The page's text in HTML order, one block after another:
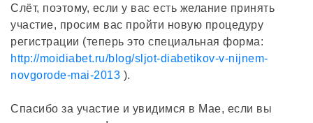
Слёт, поэтому, если у вас есть желание принять
участие, просим вас пройти новую процедуру
регистрации (теперь это специальная форма:
http://moidiabet.ru/blog/sljot-diabetikov-v-nijnem-
novgorode-mai-2013 ).
Спасибо за участие и увидимся в Мае, если вы